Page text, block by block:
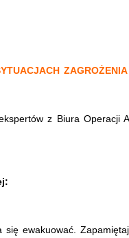
z Biura Operacji
się ewakuować.